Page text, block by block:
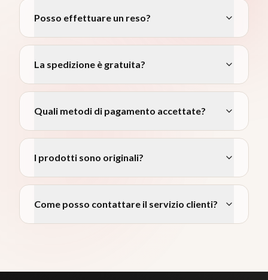
Posso effettuare un reso?
La spedizione è gratuita?
Quali metodi di pagamento accettate?
I prodotti sono originali?
Come posso contattare il servizio clienti?